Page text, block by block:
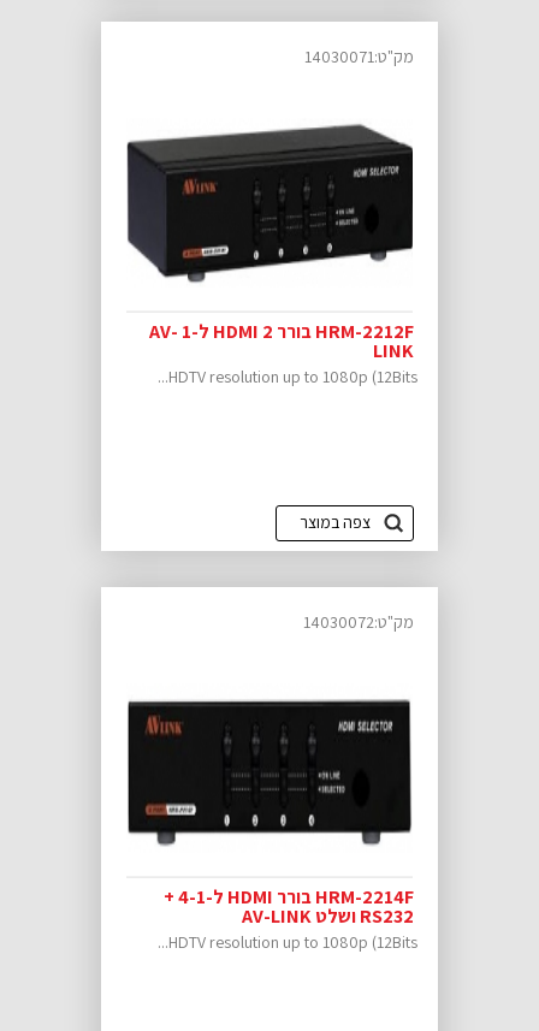
HRM-2212F בורר HDMI 2 ל-1 AV-
LINK
HDTV resolution up to 1080p (12Bits...
צפה במוצר
מק"ט:14030071
HRM-2214F בורר HDMI ל-4-1 +
RS232 ושלט AV-LINK
HDTV resolution up to 1080p (12Bits...
מק"ט:14030072